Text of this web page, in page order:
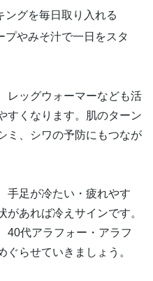
ングを毎日取り入れる
プやみそ汁で一日をスタ
レッグウォーマーなども活
すくなります。肌のターン
ミ、シワの予防にもつなが
手足が冷たい・疲れやす
あれば冷えサインです。
40代アラフォー・アラフ
ぐらせていきましょう。